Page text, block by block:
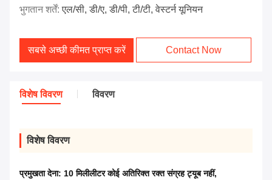
भुगतान शर्तें:एल/सी, डी/ए, डी/पी, टी/टी, वेस्टर्न यूनियन
सबसे अच्छी कीमत प्राप्त करें Contact Now
विशेष विवरण विवरण
विशेष विवरण
प्रमुखता देना: 10 मिलीलीटर कोई अतिरिक्त रक्त संग्रह ट्यूब नहीं,